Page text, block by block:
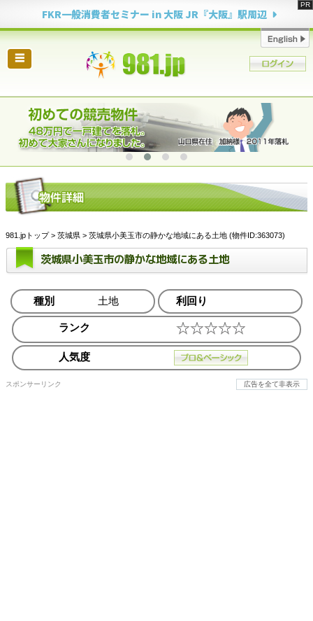
FKR一般消費者セミナー in 大阪 JR『大阪』駅周辺
☰
981.jpトップ> 茨城県 > 茨城県小美玉市の静かな地域にある土地 (物件ID:363073)
茨城県小美玉市の静かな地域にある土地
種別 土地 利回り
ランク
人気度
スポンサーリンク 広告を全て非表示